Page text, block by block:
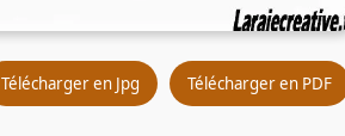
Télécharger en Jpg Télécharger en PDF